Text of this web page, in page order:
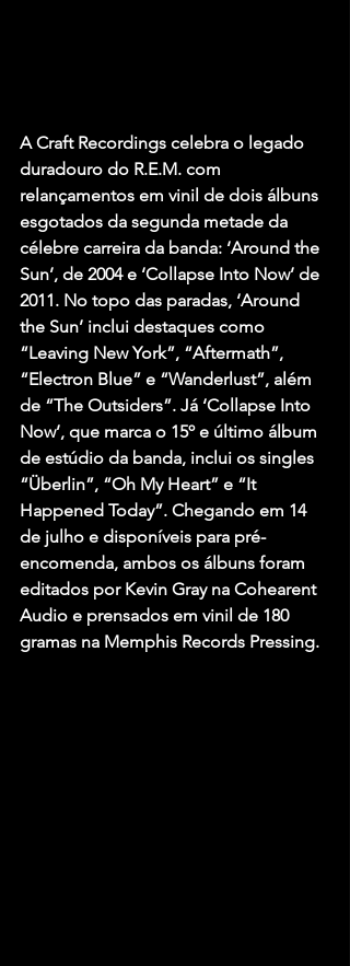
A Craft Recordings celebra o legado
duradouro do R.E.M. com
relançamentos em vinil de dois álbuns
esgotados da segunda metade da
célebre carreira da banda: ‘Around the
Sun’, de 2004 e ‘Collapse Into Now’ de
2011. No topo das paradas, ‘Around
the Sun’ inclui destaques como
“Leaving New York”, “Aftermath”,
“Electron Blue” e “Wanderlust”, além
de “The Outsiders”. Já ‘Collapse Into
Now’, que marca o 15º e último álbum
de estúdio da banda, inclui os singles
“Überlin”, “Oh My Heart” e “It
Happened Today”. Chegando em 14
de julho e disponíveis para pré-
encomenda, ambos os álbuns foram
editados por Kevin Gray na Cohearent
Audio e prensados ​​em vinil de 180
gramas na Memphis Records Pressing.